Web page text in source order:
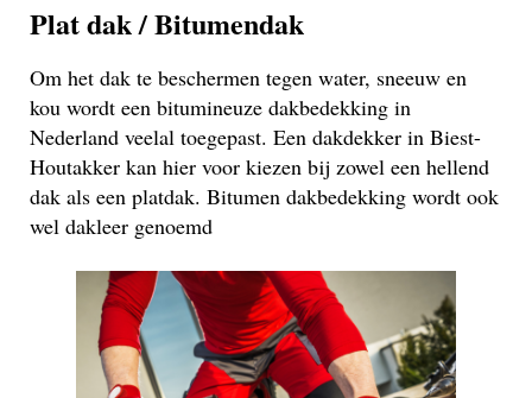
Plat dak / Bitumendak
Om het dak te beschermen tegen water, sneeuw en
kou wordt een bitumineuze dakbedekking in
Nederland veelal toegepast. Een dakdekker in Biest-
Houtakker kan hier voor kiezen bij zowel een hellend
dak als een platdak. Bitumen dakbedekking wordt ook
wel dakleer genoemd